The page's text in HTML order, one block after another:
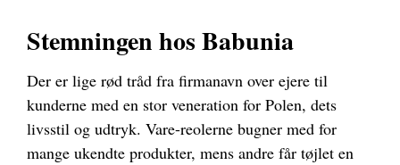
Stemningen hos Babunia
Der er lige rød tråd fra firmanavn over ejere til
kunderne med en stor veneration for Polen, dets
livsstil og udtryk. Vare-reolerne bugner med for
mange ukendte produkter, mens andre får tøjlet en